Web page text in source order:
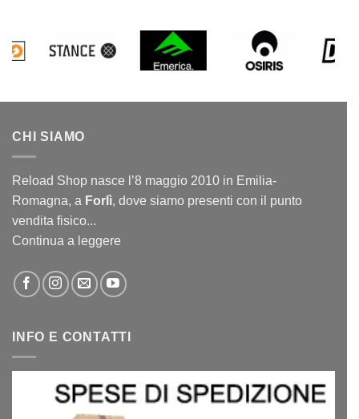
CHI SIAMO
Reload Shop nasce l’8 maggio 2010 in Emilia-
Romagna, a Forlì, dove siamo presenti con il punto
vendita fisico...
Continua a leggere
INFO E CONTATTI